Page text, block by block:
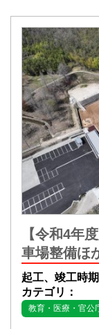
【令和4年
車場整備ほ
起工、竣工時
カテゴリ：
教育・医療・官公